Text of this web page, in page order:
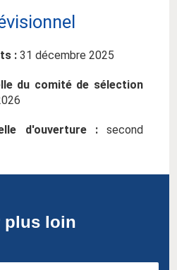
: 31 décembre 2025
du comité de sélection
d'ouverture :second
plus loin